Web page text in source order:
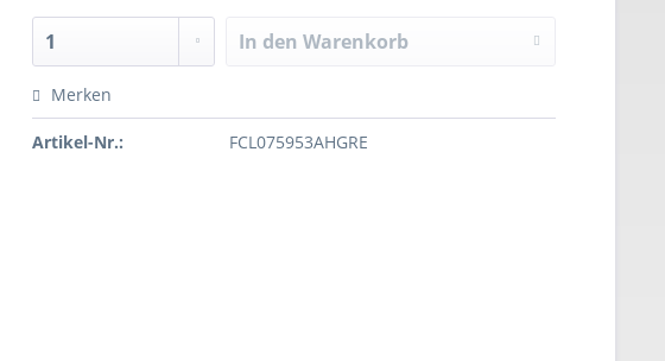
In den Warenkorb
Merken
Artikel-Nr.: FCL075953AHGRE